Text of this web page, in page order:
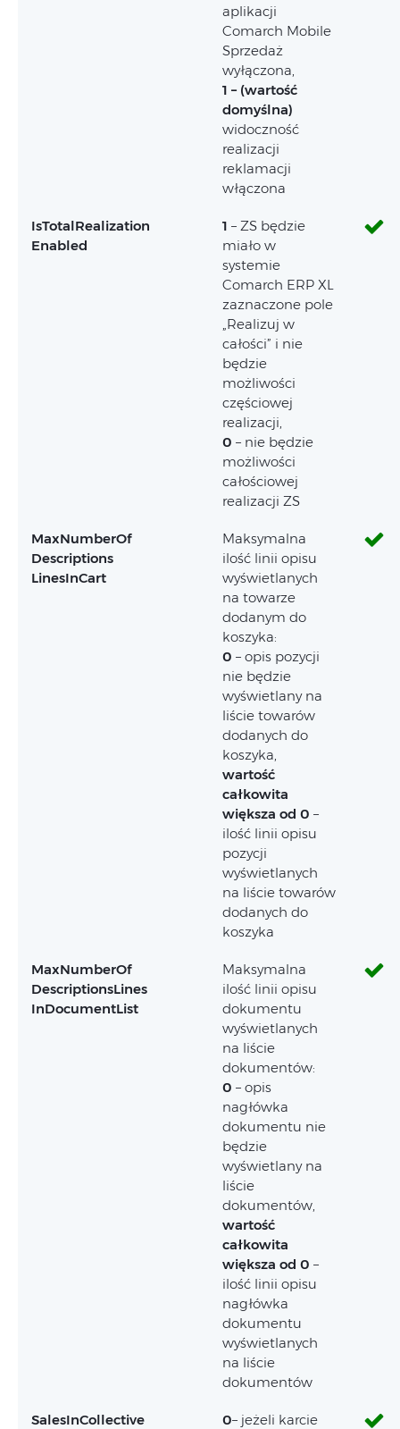
aplikacji
Comarch Mobile
Sprzedaż
wyłączona,
1 – (wartość
domyślna)
widoczność
realizacji
reklamacji
włączona
IsTotalRealization
Enabled
1 – ZS będzie
miało w
systemie
Comarch ERP XL
zaznaczone pole
„Realizuj w
całości” i nie
będzie
możliwości
częściowej
realizacji,
0 – nie będzie
możliwości
całościowej
realizacji ZS
MaxNumberOf
Descriptions
LinesInCart
Maksymalna
ilość linii opisu
wyświetlanych
na towarze
dodanym do
koszyka:
0 – opis pozycji
nie będzie
wyświetlany na
liście towarów
dodanych do
koszyka,
wartość
całkowita
większa od 0 –
ilość linii opisu
pozycji
wyświetlanych
na liście towarów
dodanych do
koszyka
MaxNumberOf
DescriptionsLines
InDocumentList
Maksymalna
ilość linii opisu
dokumentu
wyświetlanych
na liście
dokumentów:
0 – opis
nagłówka
dokumentu nie
będzie
wyświetlany na
liście
dokumentów,
wartość
całkowita
większa od 0 –
ilość linii opisu
nagłówka
dokumentu
wyświetlanych
na liście
dokumentów
SalesInCollective
0– jeżeli karcie